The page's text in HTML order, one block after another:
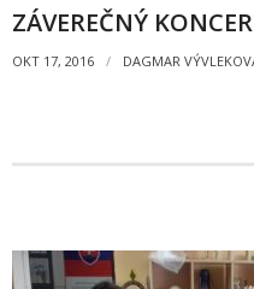
- Mlčanlivosť
ZÁVEREČNÝ
OKT 17, 2016 DAGMAR